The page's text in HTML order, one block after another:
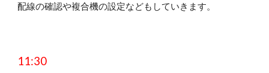
配線の確認や複合機の設定などもしていきます。
11:30